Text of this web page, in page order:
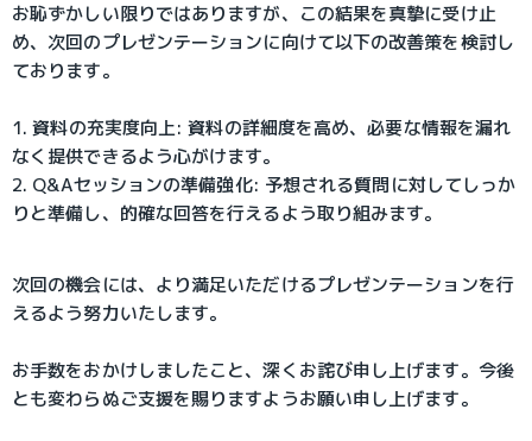
お恥ずかしい限りではありますが、この結果を真摯に受け止
め、次回のプレゼンテーションに向けて以下の改善策を検討し
ております。
1. 資料の充実度向上: 資料の詳細度を高め、必要な情報を漏れ
なく提供できるよう心がけます。
2. Q&Aセッションの準備強化: 予想される質問に対してしっか
りと準備し、的確な回答を行えるよう取り組みます。
次回の機会には、より満足いただけるプレゼンテーションを行
えるよう努力いたします。
お手数をおかけしましたこと、深くお詫び申し上げます。今後
とも変わらぬご支援を賜りますようお願い申し上げます。